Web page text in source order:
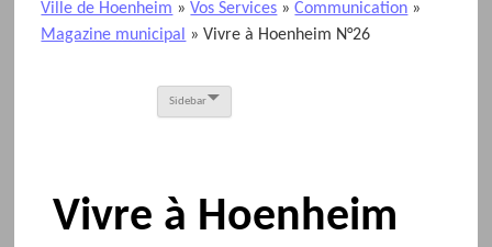
Ville de Hoenheim »Vos Services »Communication »
Magazine municipal
» Vivre à Hoenheim N°26
Sidebar
Vivre à Hoenheim